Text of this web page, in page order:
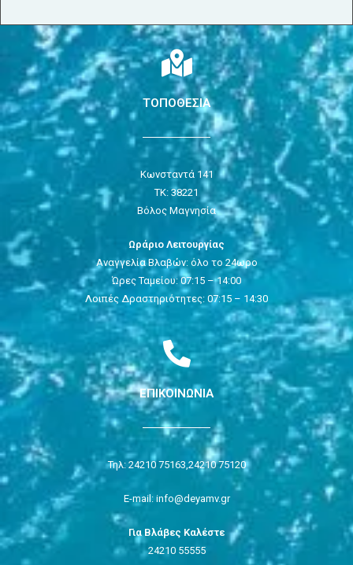
ΤΟΠΟΘΕΣΙΑ
Κωνσταντά 141
ΤΚ: 38221
Βόλος Μαγνησία
Ωράριο Λειτουργίας
Αναγγελία Βλαβών: όλο το 24ωρο
Ώρες Ταμείου: 07:15 – 14:00
Λοιπές Δραστηριότητες: 07:15 – 14:30
ΕΠΙΚΟΙΝΩΝΙΑ
Τηλ: 24210 75163, 24210 75120
E-mail: info@deyamv.gr
Για Βλάβες Καλέστε
24210 55555